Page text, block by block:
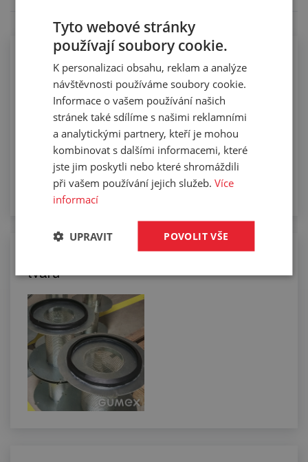
Řezání profilů na sekacím stroji
tvarů
Tyto webové stránky
používají soubory cookie.
K personalizaci obsahu, reklam a analýze
návštěvnosti používáme soubory cookie.
Informace o vašem používání našich
stránek také sdílíme s našimi reklamními
a analytickými partnery, kteří je mohou
kombinovat s dalšími informacemi, které
jste jim poskytli nebo které shromáždili
při vašem používání jejich služeb.Více
informací
POVOLIT VŠE
UPRAVIT